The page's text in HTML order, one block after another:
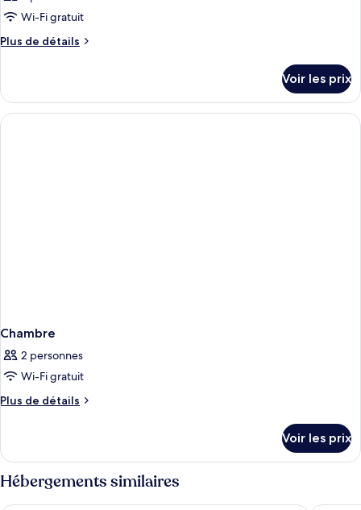
Wi-Fi gratuit
Plus de détails
Plus
le
type
de
Voir les prix
Chambre
2 personnes
Wi-Fi gratuit
Plus de détails
Plus
le
type
de
Voir les prix
Hébergements similaires